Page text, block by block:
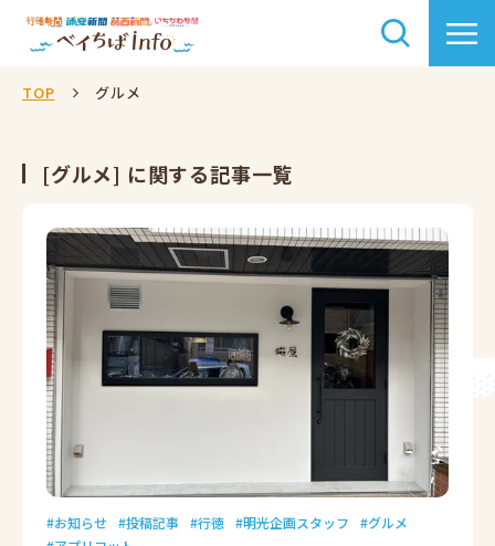
TOP グルメ
[グルメ] に関する記事一覧
お知らせ 投稿記事 行徳 明光企画スタッフ
グルメ